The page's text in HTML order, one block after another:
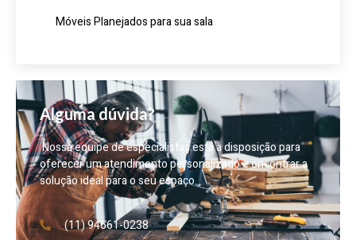
Móveis Planejados para sua sala
Alguma dúvida?
Nossa equipe de especialistas está à disposição para
oferecer um atendimento personalizado e encontrar a
solução ideal para o seu espaço.
(11) 94661-0238